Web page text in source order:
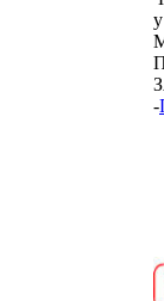
у
-